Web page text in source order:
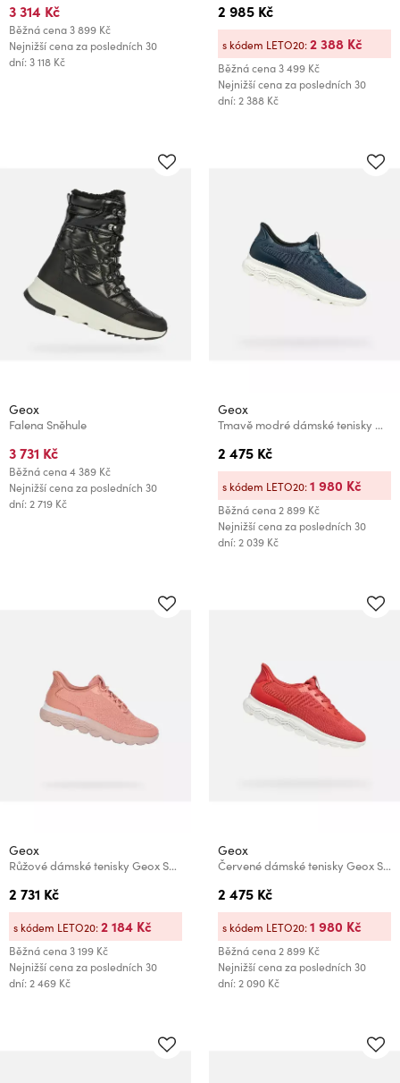
3 314 Kč
Běžná cena3 899 Kč
Nejnižší cena za posledních 30
dní: 3 118 Kč
2 985 Kč
Běžná cena3 499 Kč
Nejnižší cena za posledních 30
dní: 2 388 Kč
s kódem LETO20:2 388 Kč
Geox
Falena Sněhule
3 731 Kč
Běžná cena4 389 Kč
Nejnižší cena za posledních 30
dní: 2 719 Kč
Geox
Tmavě modré dámské tenisky Geox Spherica Plus
2 475 Kč
Běžná cena2 899 Kč
Nejnižší cena za posledních 30
dní: 2 039 Kč
s kódem LETO20:1 980 Kč
Geox
Růžové dámské tenisky Geox Spherica Plus
2 731 Kč
Běžná cena3 199 Kč
Nejnižší cena za posledních 30
dní: 2 469 Kč
s kódem LETO20:2 184 Kč
Geox
Červené dámské tenisky Geox Spherica Plus Fast in
2 475 Kč
Běžná cena2 899 Kč
Nejnižší cena za posledních 30
dní: 2 090 Kč
s kódem LETO20:1 980 Kč